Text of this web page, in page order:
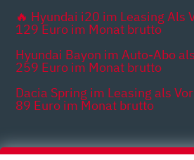
🔥 Hyundai i20 im Leasing Als
129 Euro im Monat brutto
Hyundai Bayon im Auto-Abo
259 Euro im Monat brutto
Dacia Spring im Leasing als
89 Euro im Monat brutto